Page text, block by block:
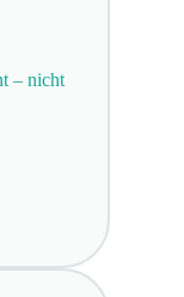
– nicht